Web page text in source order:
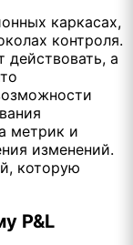
каркасах,
контроля.
действовать, а
метрик и
изменений.
которую
P&L